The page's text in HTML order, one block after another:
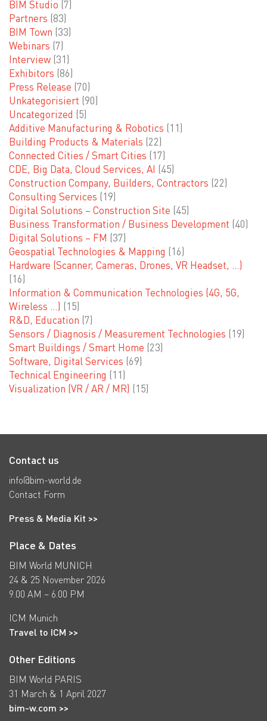
BIM Studio (7)
Partners (83)
BIM Town (33)
Webinars (7)
Interview (31)
Exhibitors (86)
Press Release (70)
Unkategorisiert (90)
Uncategorized (5)
Additive Manufacturing & Robotics (11)
Building Products & Materials (22)
Connected Cities / Smart Cities (17)
CDE, Big Data, Cloud Services, AI (45)
Construction Company, Builders, Contractors (22)
Consulting Services (19)
Digital Solutions – Construction Site (45)
Business Transformation / Business Development (40)
Digital Solutions – FM (37)
Geospatial Technologies & Mapping (16)
Hardware (Scanner, Cameras, Drones, VR Headset, …)
(16)
Information & Communication Technologies (4G, 5G,
Wireless …) (15)
R&D, Education (7)
Sensors / Diagnosis / Measurement Technologies (19)
Smart Buildings / Smart Home (23)
Software, Digital Services (69)
Technical Engineering (11)
Visualization (VR / AR / MR) (15)
Contact us
info@bim-world.de
Contact Form
Press & Media Kit >>
Place & Dates
BIM World MUNICH
24 & 25 November 2026
9.00 AM – 6.00 PM
ICM Munich
Travel to ICM >>
Other Editions
BIM World PARIS
31 March & 1 April 2027
bim-w.com >>